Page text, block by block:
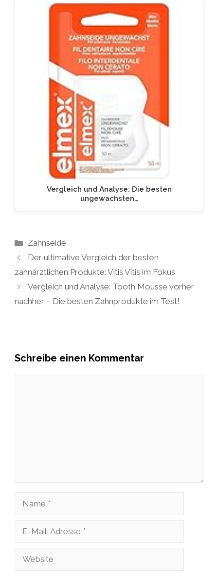
Vergleich und Analyse: Die besten
ungewachsten…
Kategorien
Zahnseide
Der ultimative Vergleich der besten
zahnärztlichen Produkte: Vitis Vitis im Fokus
Vergleich und Analyse: Tooth Mousse vorher
nachher – Die besten Zahnprodukte im Test!
Schreibe einen Kommentar
Name
Adresse
Website